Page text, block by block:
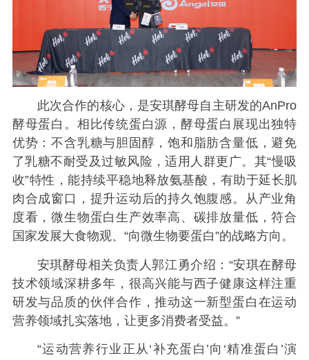
此次合作的核心，是安琪酵母自主研发的AnPro
酵母蛋白。相比传统蛋白源，酵母蛋白展现出独特
优势：不含乳糖与胆固醇，饱和脂肪含量低，避免
了乳糖不耐受及过敏风险，适用人群更广。其“慢吸
收”特性，能持续平稳地释放氨基酸，有助于延长肌
肉合成窗口，提升运动后的持久饱腹感。从产业角
度看，微生物蛋白生产效率高、碳排放量低，符合
国家发展大食物观、“向微生物要蛋白”的战略方向。
安琪酵母相关负责人郭江勇介绍：“安琪在酵母
技术领域深耕多年，很高兴能与西子健康这样注重
研发与品质的伙伴合作，推动这一新型蛋白在运动
营养领域扎实落地，让更多消费者受益。”
“运动营养行业正从‘补充蛋白’向‘精准蛋白’演